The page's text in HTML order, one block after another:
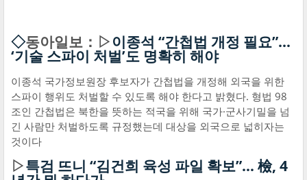
◇동아일보：▷이종석 “간첩법 개정 필요”…
‘기술 스파이 처벌’도 명확히 해야
이종석 국가정보원장 후보자가 간첩법을 개정해 외국을 위한
스파이 행위도 처벌할 수 있도록 해야 한다고 밝혔다. 형법 98
조인 간첩법은 북한을 뜻하는 적국을 위해 국가·군사기밀을 넘
긴 사람만 처벌하도록 규정했는데 대상을 외국으로 넓히자는
것이다
▷특검 뜨니 “김건희 육성 파일 확보”… 檢, 4